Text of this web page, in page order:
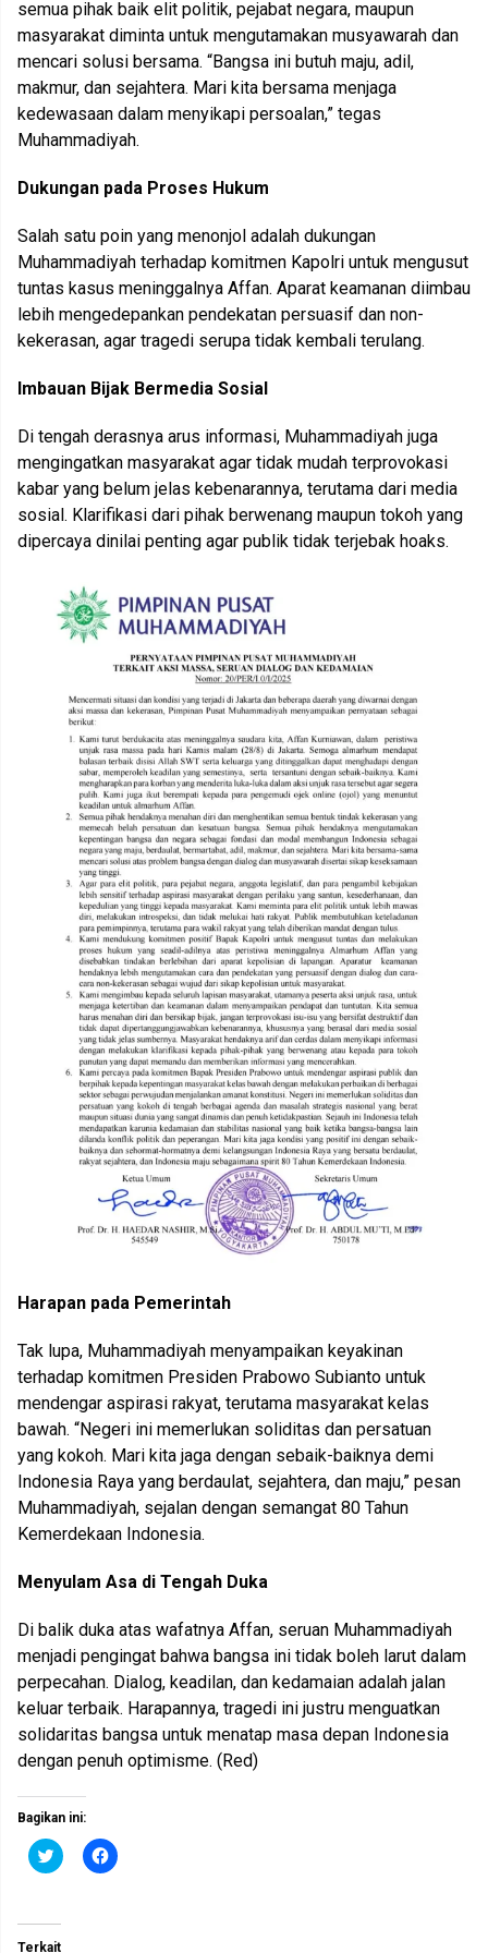
semua pihak baik elit politik, pejabat negara, maupun
masyarakat diminta untuk mengutamakan musyawarah dan
mencari solusi bersama. “Bangsa ini butuh maju, adil,
makmur, dan sejahtera. Mari kita bersama menjaga
kedewasaan dalam menyikapi persoalan,” tegas
Muhammadiyah.
Dukungan pada Proses Hukum
Salah satu poin yang menonjol adalah dukungan
Muhammadiyah terhadap komitmen Kapolri untuk mengusut
tuntas kasus meninggalnya Affan. Aparat keamanan diimbau
lebih mengedepankan pendekatan persuasif dan non-
kekerasan, agar tragedi serupa tidak kembali terulang.
Imbauan Bijak Bermedia Sosial
Di tengah derasnya arus informasi, Muhammadiyah juga
mengingatkan masyarakat agar tidak mudah terprovokasi
kabar yang belum jelas kebenarannya, terutama dari media
sosial. Klarifikasi dari pihak berwenang maupun tokoh yang
dipercaya dinilai penting agar publik tidak terjebak hoaks.
Harapan pada Pemerintah
Tak lupa, Muhammadiyah menyampaikan keyakinan
terhadap komitmen Presiden Prabowo Subianto untuk
mendengar aspirasi rakyat, terutama masyarakat kelas
bawah. “Negeri ini memerlukan soliditas dan persatuan
yang kokoh. Mari kita jaga dengan sebaik-baiknya demi
Indonesia Raya yang berdaulat, sejahtera, dan maju,” pesan
Muhammadiyah, sejalan dengan semangat 80 Tahun
Kemerdekaan Indonesia.
Menyulam Asa di Tengah Duka
Di balik duka atas wafatnya Affan, seruan Muhammadiyah
menjadi pengingat bahwa bangsa ini tidak boleh larut dalam
perpecahan. Dialog, keadilan, dan kedamaian adalah jalan
keluar terbaik. Harapannya, tragedi ini justru menguatkan
solidaritas bangsa untuk menatap masa depan Indonesia
dengan penuh optimisme. (Red)
Bagikan ini:
K
l
n
t
K
l
Terkait